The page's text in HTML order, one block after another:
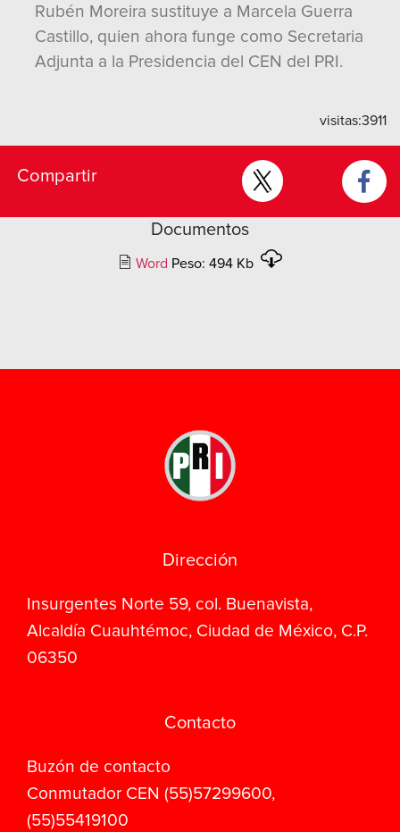
Rubén Moreira sustituye a Marcela Guerra
Castillo, quien ahora funge como Secretaria
Adjunta a la Presidencia del CEN del PRI.
visitas:3911
Compartir
Documentos
Word Peso: 494 Kb
Dirección
Insurgentes Norte 59, col. Buenavista,
Alcaldía Cuauhtémoc, Ciudad de México, C.P.
06350
Contacto
Buzón de contacto
Conmutador CEN (55)57299600,
(55)55419100